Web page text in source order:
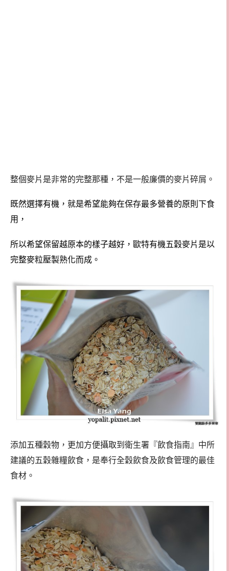
整個麥片是非常的完整那種，不是一般廉價的麥片碎屑。
既然選擇有機，就是希望能夠在保存最多營養的原則下食
用，
所以希望保留越原本的樣子越好，歐特有機五穀麥片是以
完整麥粒壓製熟化而成。
添加五種穀物，更加方便攝取到衛生署『飲食指南』中所
建議的五穀雜糧飲食，是奉行全穀飲食及飲食管理的最佳
食材。